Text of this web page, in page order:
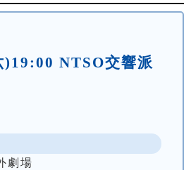
NTSO交響派
劇場